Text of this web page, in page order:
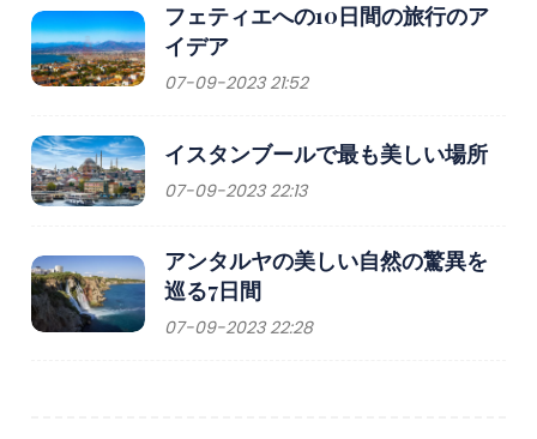
フェティエへの10日間の旅行のア
イデア
07-09-2023 21:52
イスタンブールで最も美しい場所
07-09-2023 22:13
アンタルヤの美しい自然の驚異を
巡る7日間
07-09-2023 22:28